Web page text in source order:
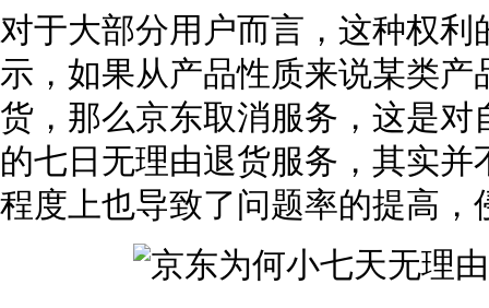
对于大部分用户而言，这种权
示，如果从产品性质来说某类
货，那么京东取消服务，这是
的七日无理由退货服务，其实
程度上也导致了问题率的提高，